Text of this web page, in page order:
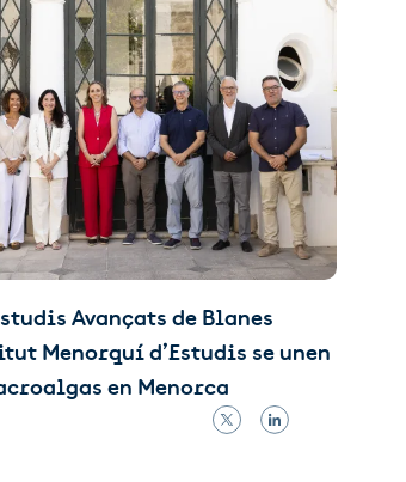
Avançats de Blanes
Menorquí d’Estudis se unen
en Menorca